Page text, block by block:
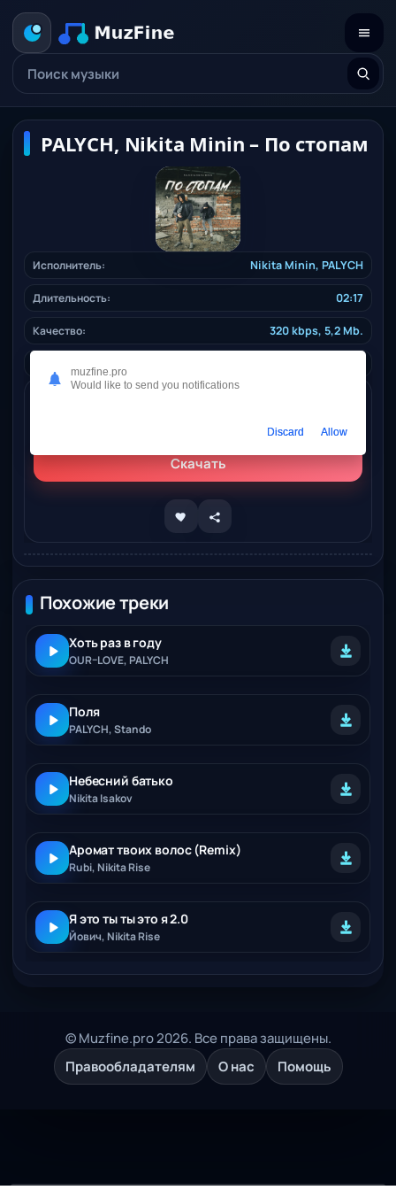
PALYCH, Nikita Minin – По стопам
Исполнитель: Nikita Minin, PALYCH
Длительность: 02:17
Качество: 320 kbps, 5,2 Mb.
Скачать
Похожие треки
Хоть раз в году
OUR–LOVE, PALYCH
Поля
PALYCH, Stando
Небесний батько
Nikita Isakov
Аромат твоих волос (Remix)
Rubi, Nikita Rise
Я это ты ты это я 2.0
Йович, Nikita Rise
© Muzfine.pro 2026. Все права защищены.
Правообладателям
О нас Помощь
muzfine.pro
Would like to send you notifications
Discard Allow